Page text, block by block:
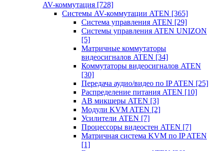
AV-коммутация [728]
Системы AV-коммутации ATEN [365]
Система управления ATEN [29]
Системы управления ATEN UNIZON
[5]
Матричные коммутаторы
видеосигналов ATEN [34]
Коммутаторы видеосигналов ATEN
[30]
Передача аудио/видео по IP ATEN [25]
Распределение питания ATEN [10]
АВ микшеры ATEN [3]
Модули KVM ATEN [2]
Усилители ATEN [7]
Процессоры видеостен ATEN [7]
Матричная система KVM по IP ATEN
[1]